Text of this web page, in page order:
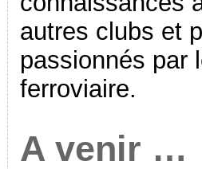
autres clubs et
passionnés par
ferroviaire.
A venir …